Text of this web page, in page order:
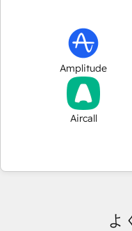
Amplitude
Aircall
よ